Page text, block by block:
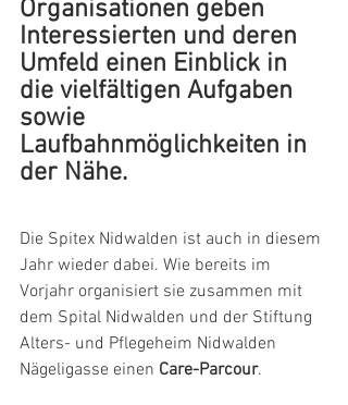
Organisationen geben
Interessierten und deren
Umfeld einen Einblick in
die vielfältigen Aufgaben
sowie
Laufbahnmöglichkeiten in
der Nähe.
Die Spitex Nidwalden ist auch in diesem
Jahr wieder dabei. Wie bereits im
Vorjahr organisiert sie zusammen mit
dem Spital Nidwalden und der Stiftung
Alters- und Pflegeheim Nidwalden
Nägeligasse einen Care-Parcour.